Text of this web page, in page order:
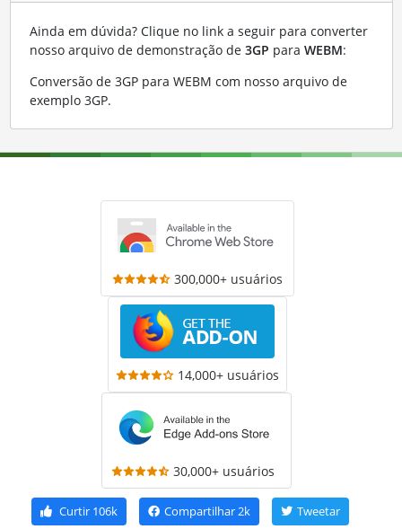
Ainda em dúvida? Clique no link a seguir para converter
nosso arquivo de demonstração de 3GP para WEBM:
Conversão de 3GP para WEBM com nosso arquivo de
exemplo 3GP.
300,000+ usuários
14,000+ usuários
30,000+ usuários
Curtir 106k Compartilhar2k Tweetar